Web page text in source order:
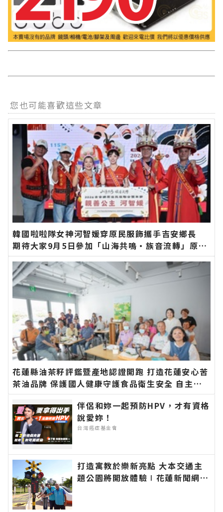
您也可能喜歡這些文章
韓國啦啦隊女神河智媛穿原民服飾攜手吉安鄉長
期待大家9月5日參加「山海共鳴•族音流轉」原住
民族聯合豐年節∣花蓮新聞網官方網站各類新聞－
最快速的今日新聞報導 最新的在地資訊！
花蓮縣油茶籽評鑑暨產地認證開跑 打造花蓮安心苦
茶油品牌 保護國人健康守護食品衛生安全 自主檢
驗苯駢芘花蓮縣政府最高補助九成∣花蓮新聞網官
方網站各類新聞－最快速的今日新聞報導 最新的在
地資訊！
伴侶和妳一起預防HPV，才有資格
說愛妳！
台灣癌症基金會
打造寓教於樂新亮點 大本交通主
題公園將開放體驗∣花蓮新聞網官